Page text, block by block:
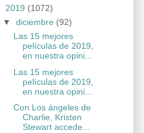
2019 (1072)
▼ diciembre (92)
Las 15 mejores
películas de 2019,
en nuestra opini...
Las 15 mejores
películas de 2019,
en nuestra opini...
Con Los ángeles de
Charlie, Kristen
Stewart accede...